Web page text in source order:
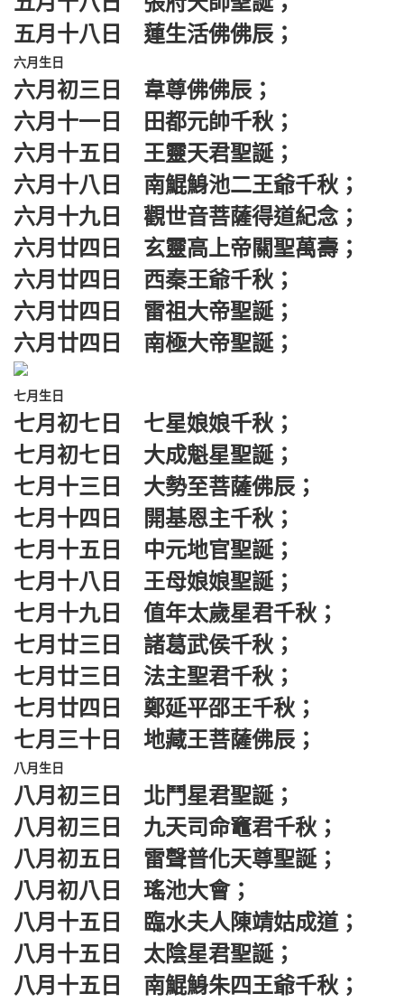
五月十八日 蓮生活佛佛辰；
六月生日
六月初三日 韋尊佛佛辰；
六月十一日 田都元帥千秋；
六月十五日 王靈天君聖誕；
六月十八日 南鯤鯓池二王爺千秋；
六月十九日 觀世音菩薩得道紀念；
六月廿四日 玄靈高上帝關聖萬壽；
六月廿四日 西秦王爺千秋；
六月廿四日 雷祖大帝聖誕；
六月廿四日 南極大帝聖誕；
七月生日
七月初七日 七星娘娘千秋；
七月初七日 大成魁星聖誕；
七月十三日 大勢至菩薩佛辰；
七月十四日 開基恩主千秋；
七月十五日 中元地官聖誕；
七月十八日 王母娘娘聖誕；
七月十九日 值年太歲星君千秋；
七月廿三日 諸葛武侯千秋；
七月廿三日 法主聖君千秋；
七月廿四日 鄭延平邵王千秋；
七月三十日 地藏王菩薩佛辰；
八月生日
八月初三日 北鬥星君聖誕；
八月初三日 九天司命竈君千秋；
八月初五日 雷聲普化天尊聖誕；
八月初八日 瑤池大會；
八月十五日 臨水夫人陳靖姑成道；
八月十五日 太陰星君聖誕；
八月十五日 南鯤鯓朱四王爺千秋；